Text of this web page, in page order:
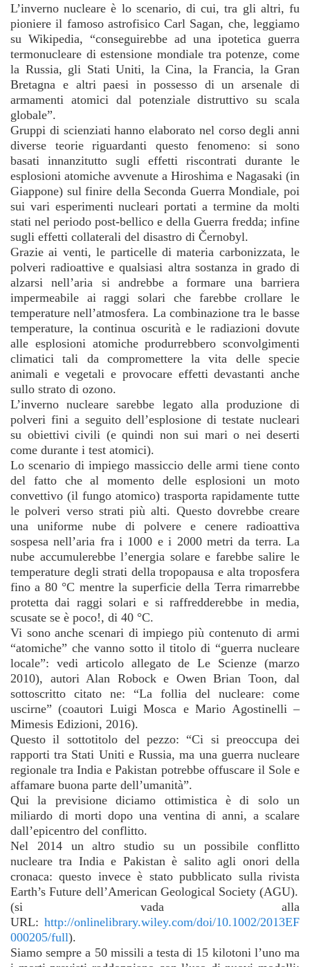
L’inverno nucleare è lo scenario, di cui, tra gli altri, fu
pioniere il famoso astrofisico Carl Sagan, che, leggiamo
su Wikipedia, “conseguirebbe ad una ipotetica guerra
termonucleare di estensione mondiale tra potenze, come
la Russia, gli Stati Uniti, la Cina, la Francia, la Gran
Bretagna e altri paesi in possesso di un arsenale di
armamenti atomici dal potenziale distruttivo su scala
globale”.
Gruppi di scienziati hanno elaborato nel corso degli anni
diverse teorie riguardanti questo fenomeno: si sono
basati innanzitutto sugli effetti riscontrati durante le
esplosioni atomiche avvenute a Hiroshima e Nagasaki (in
Giappone) sul finire della Seconda Guerra Mondiale, poi
sui vari esperimenti nucleari portati a termine da molti
stati nel periodo post-bellico e della Guerra fredda; infine
sugli effetti collaterali del disastro di Černobyl.
Grazie ai venti, le particelle di materia carbonizzata, le
polveri radioattive e qualsiasi altra sostanza in grado di
alzarsi nell’aria si andrebbe a formare una barriera
impermeabile ai raggi solari che farebbe crollare le
temperature nell’atmosfera. La combinazione tra le basse
temperature, la continua oscurità e le radiazioni dovute
alle esplosioni atomiche produrrebbero sconvolgimenti
climatici tali da compromettere la vita delle specie
animali e vegetali e provocare effetti devastanti anche
sullo strato di ozono.
L’inverno nucleare sarebbe legato alla produzione di
polveri fini a seguito dell’esplosione di testate nucleari
su obiettivi civili (e quindi non sui mari o nei deserti
come durante i test atomici).
Lo scenario di impiego massiccio delle armi tiene conto
del fatto che al momento delle esplosioni un moto
convettivo (il fungo atomico) trasporta rapidamente tutte
le polveri verso strati più alti. Questo dovrebbe creare
una uniforme nube di polvere e cenere radioattiva
sospesa nell’aria fra i 1000 e i 2000 metri da terra. La
nube accumulerebbe l’energia solare e farebbe salire le
temperature degli strati della tropopausa e alta troposfera
fino a 80 °C mentre la superficie della Terra rimarrebbe
protetta dai raggi solari e si raffredderebbe in media,
scusate se è poco!, di 40 °C.
Vi sono anche scenari di impiego più contenuto di armi
“atomiche” che vanno sotto il titolo di “guerra nucleare
locale”: vedi articolo allegato de Le Scienze (marzo
2010), autori Alan Robock e Owen Brian Toon, dal
sottoscritto citato ne: “La follia del nucleare: come
uscirne” (coautori Luigi Mosca e Mario Agostinelli –
Mimesis Edizioni, 2016).
Questo il sottotitolo del pezzo: “Ci si preoccupa dei
rapporti tra Stati Uniti e Russia, ma una guerra nucleare
regionale tra India e Pakistan potrebbe offuscare il Sole e
affamare buona parte dell’umanità”.
Qui la previsione diciamo ottimistica è di solo un
miliardo di morti dopo una ventina di anni, a scalare
dall’epicentro del conflitto.
Nel 2014 un altro studio su un possibile conflitto
nucleare tra India e Pakistan è salito agli onori della
cronaca: questo invece è stato pubblicato sulla rivista
Earth’s Future dell’American Geological Society (AGU).
(si vada alla
URL: http://onlinelibrary.wiley.com/doi/10.1002/2013EF
000205/full).
Siamo sempre a 50 missili a testa di 15 kilotoni l’uno ma